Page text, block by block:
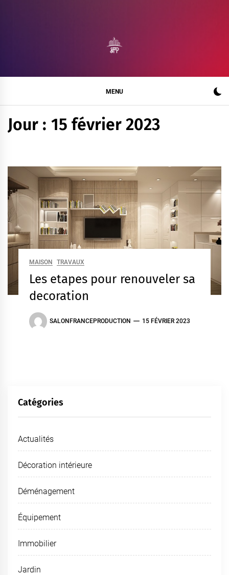
SALON FRANCE
PRODUCTION
MENU
Jour : 15 février 2023
MAISON TRAVAUX
Les etapes pour renouveler sa
decoration
SALONFRANCEPRODUCTION 15 FÉVRIER 2023
Catégories
Actualités
Décoration intérieure
Déménagement
Équipement
Immobilier
Jardin